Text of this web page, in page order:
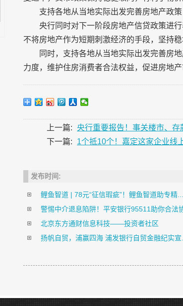
支持各地从当地实际出发完善房地产政策
央行同时对下一阶段房地产信贷政策进
不将房地产作为短期刺激经济的手段，坚持
同时，支持各地从当地实际出发完善房
力度，维护住房消费者合法权益，促进房地
上一篇:
央行重要报告！事关楼市、
下一篇:
1个抵10个！嘉定这家企业线
发布时间:
鲤鱼智道 | 78元“征信瑕疵”！鲤鱼智道助专精...
警惕中介退息陷阱！平安银行95511助你合法
北京东方通财信息科技——投资者社区
扬帆自贸，浦赢四海 浦发银行自贸金融纪实宣